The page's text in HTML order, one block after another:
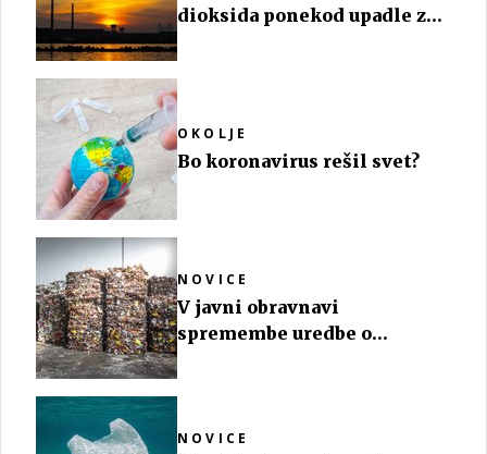
dioksida ponekod upadle za
OKOLJE
Bo koronavirus rešil svet?
NOVICE
V javni obravnavi
spremembe uredbe o
NOVICE